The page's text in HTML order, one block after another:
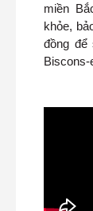
miền
khỏe,
đồng
Biscons-